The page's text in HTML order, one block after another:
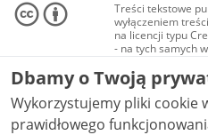
Treści tekstowe
wyłączeniem
na licencji typu
- na tych samych
Materiały
audio i wideo, są
Creative
niekomercyjne -
NC-ND 4.0), o ile
Dbamy o Twoją
Wykorzystujemy pliki cookie
prawidłowego